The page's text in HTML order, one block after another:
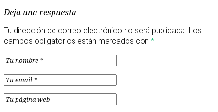
Deja una respuesta
Tu dirección de correo electrónico no será publicada. Los
campos obligatorios están marcados con *